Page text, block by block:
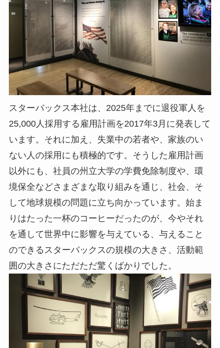
スターバックス本社は、2025年までに退役軍人を
25,000人採用する雇用計画を2017年3月に発表して
います。それに加え、失業中の若者や、家族のい
ない人の採用にも積極的です。そうした雇用計画
以外にも、社員の州立大学の学費免除制度や、環
境保全などさまざまな取り組みを通じ、社会、そ
して地球規模の問題に立ち向かっています。始ま
りはたった一杯のコーヒーだったのが、今やそれ
を通して世界中に影響を与えている、与えること
のできるスターバックスの規模の大きさ、活動範
囲の大きさにただただ驚くばかりでした。